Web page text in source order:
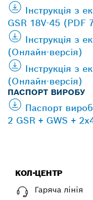
Інструкція з
GSR 18V-45 (PDF
Інструкція з
(Онлайн-версія)
Інструкція з
(Онлайн-версія)
ПАСПОРТ ВИРОБУ
Паспорт
2 GSR + GWS +
КОЛ-ЦЕНТР
Гаряча лінія